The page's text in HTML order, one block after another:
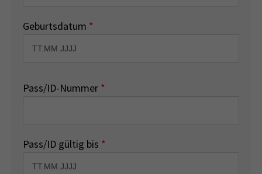
Geburtsdatum *
Pass/ID-Nummer *
Pass/ID gültig bis *